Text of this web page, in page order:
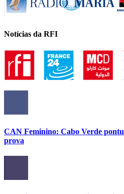
Notícias da RFI
CAN Feminino: Cabo Verde
prova